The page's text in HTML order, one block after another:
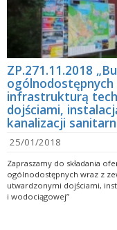
ZP.271.11.2018
infrastrukturą
dojściami,
kanalizacji
25/01/2018
Zapraszamy do składania
ogólnodostępnych wraz z
utwardzonymi dojściami,
i wodociągowej”